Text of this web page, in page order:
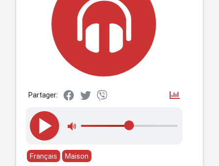
Partager:
Français
Maison